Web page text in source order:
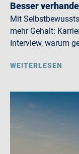
Besser
Mit
mehr Gehalt:
Interview, warum
WEITERLESEN